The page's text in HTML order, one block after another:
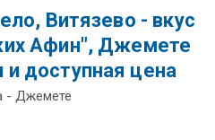
Витязево - вкус
Афин", Джемете
доступная цена
- Джемете